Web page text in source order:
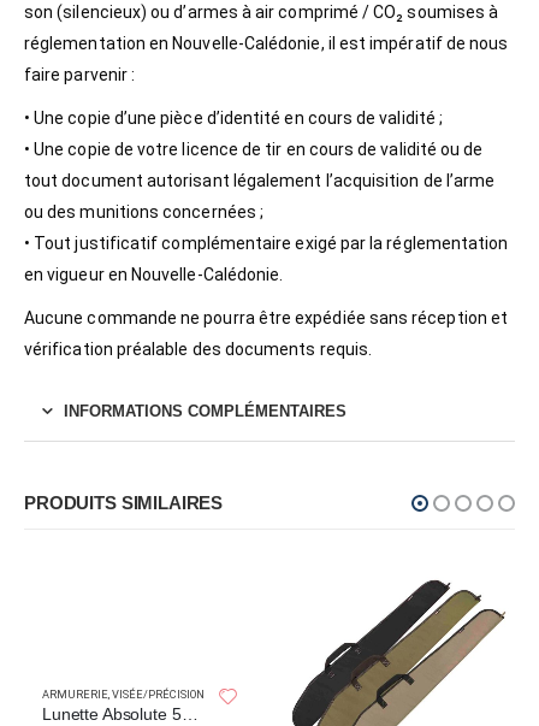
son (silencieux) ou d’armes à air comprimé / CO₂ soumises à
réglementation en Nouvelle-Calédonie, il est impératif de nous
faire parvenir :
• Une copie d’une pièce d’identité en cours de validité ;
• Une copie de votre licence de tir en cours de validité ou de
tout document autorisant légalement l’acquisition de l’arme
ou des munitions concernées ;
• Tout justificatif complémentaire exigé par la réglementation
en vigueur en Nouvelle-Calédonie.
Aucune commande ne pourra être expédiée sans réception et
vérification préalable des documents requis.
INFORMATIONS COMPLÉMENTAIRES
PRODUITS SIMILAIRES
SPERAS LIGHT
ARMURERIE,VISÉE/PRÉCISION
Lunette Absolute 5x-40×56 zoom